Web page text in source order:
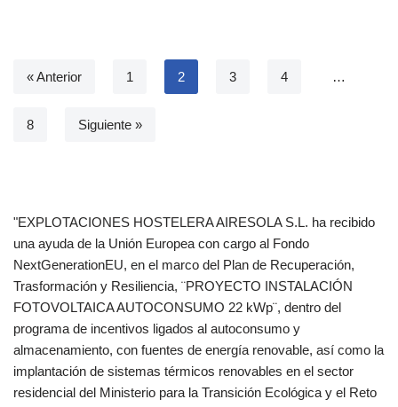
« Anterior 1 2 3 4 …
8 Siguiente »
"EXPLOTACIONES HOSTELERA AIRESOLA S.L. ha recibido
una ayuda de la Unión Europea con cargo al Fondo
NextGenerationEU, en el marco del Plan de Recuperación,
Trasformación y Resiliencia, ¨PROYECTO INSTALACIÓN
FOTOVOLTAICA AUTOCONSUMO 22 kWp¨, dentro del
programa de incentivos ligados al autoconsumo y
almacenamiento, con fuentes de energía renovable, así como la
implantación de sistemas térmicos renovables en el sector
residencial del Ministerio para la Transición Ecológica y el Reto